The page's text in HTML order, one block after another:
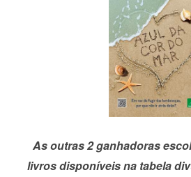
As outras 2 ganhadoras
livros disponíveis na tabela